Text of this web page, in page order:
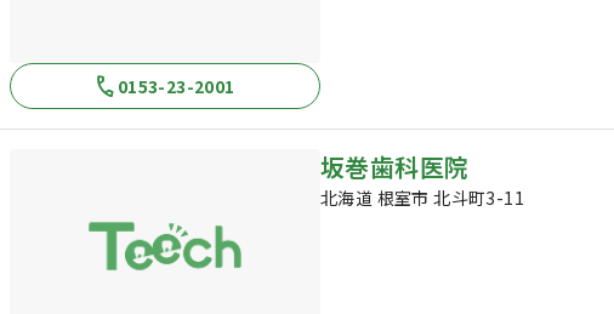
0153-23-2001
坂巻歯科医院
北海道 根室市 北斗町3-11